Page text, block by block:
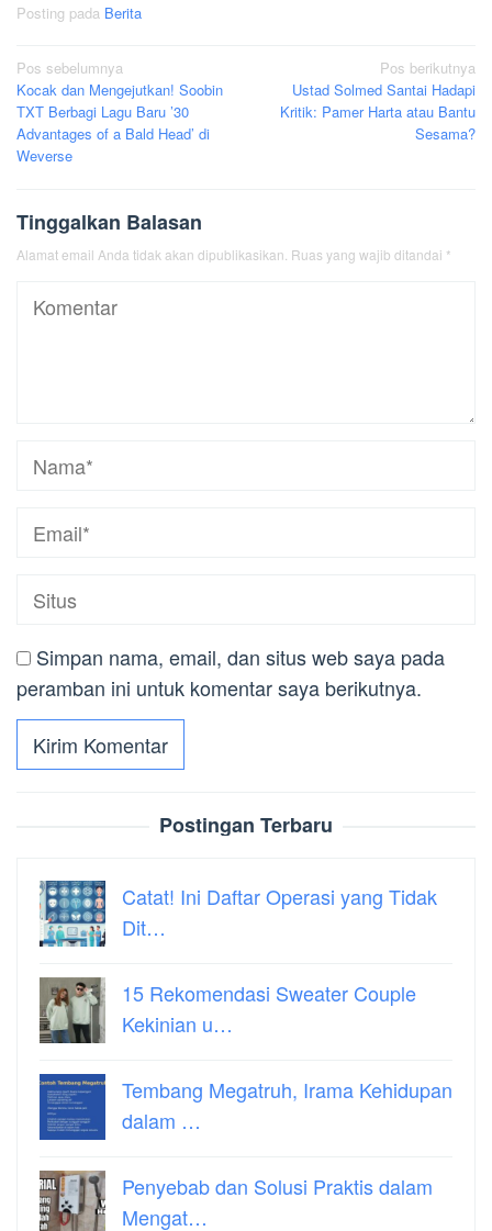
Posting pada Berita
Navigasi
pos
Pos sebelumnya
Kocak dan Mengejutkan! Soobin
TXT Berbagi Lagu Baru ’30
Advantages of a Bald Head’ di
Weverse
Pos berikutnya
Ustad Solmed Santai Hadapi
Kritik: Pamer Harta atau Bantu
Sesama?
Tinggalkan Balasan
Alamat email Anda tidak akan dipublikasikan. Ruas yang wajib ditandai *
Simpan nama, email, dan situs web saya pada
peramban ini untuk komentar saya berikutnya.
Postingan Terbaru
Catat! Ini Daftar Operasi yang Tidak
Dit…
15 Rekomendasi Sweater Couple
Kekinian u…
Tembang Megatruh, Irama Kehidupan
dalam …
Penyebab dan Solusi Praktis dalam
Mengat…